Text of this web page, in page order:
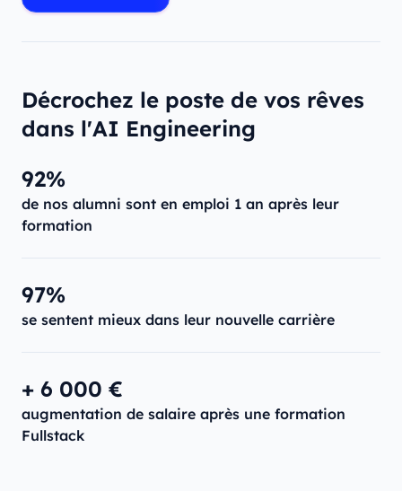
Décrochez le poste de vos rêves
dans l'AI Engineering
92%
de nos alumni sont en emploi 1 an après leur
formation
97%
se sentent mieux dans leur nouvelle carrière
+ 6 000 €
augmentation de salaire après une formation
Fullstack